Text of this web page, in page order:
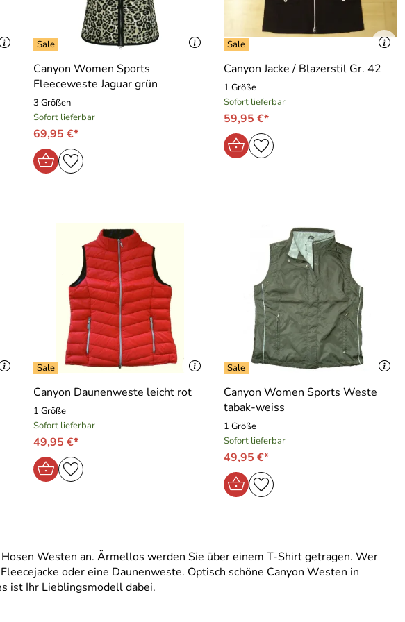
Canyon Women Sports
Fleeceweste Jaguar grün
3 Größen
Sofort lieferbar
69,95 €*
Canyon Jacke / Blazerstil Gr. 42
1 Größe
Sofort lieferbar
59,95 €*
Canyon Daunenweste leicht rot
1 Größe
Sofort lieferbar
49,95 €*
Canyon Women Sports Weste
tabak-weiss
1 Größe
Sofort lieferbar
49,95 €*
Westen an. Ärmellos werden Sie über einem T-Shirt getragen. Wer
oder eine Daunenweste. Optisch schöne Canyon Westen in
ist Ihr Lieblingsmodell dabei.